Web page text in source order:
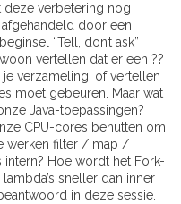
deze verbetering nog
door een
“Tell, don’t ask”
vertellen dat er een ??
verzameling, of vertellen
moet gebeuren. Maar wat
Java-toepassingen?
CPU-cores benutten om
werken filter / map /
Hoe wordt het Fork-
sneller dan inner
in deze sessie.